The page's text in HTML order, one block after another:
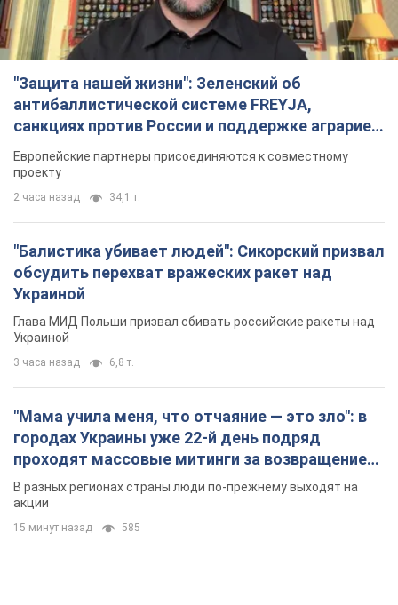
"Защита нашей жизни": Зеленский об
антибаллистической системе FREYJA,
санкциях против России и поддержке аграриев.
Видео
Европейские партнеры присоединяются к совместному
проекту
2 часа назад 34,1 т.
"Балистика убивает людей": Сикорский призвал
обсудить перехват вражеских ракет над
Украиной
Глава МИД Польши призвал сбивать российские ракеты над
Украиной
3 часа назад 6,8 т.
"Мама учила меня, что отчаяние — это зло": в
городах Украины уже 22-й день подряд
проходят массовые митинги за возвращение
Федорова. Фото и видео
В разных регионах страны люди по-прежнему выходят на
акции
15 минут назад 585